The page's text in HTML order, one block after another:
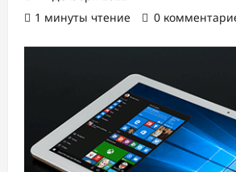
1 минуты чтение
0